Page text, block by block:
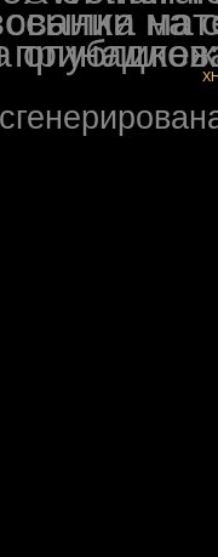
При использовании
на форуме